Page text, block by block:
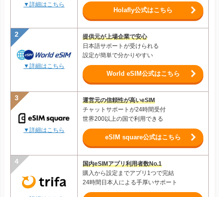
▼詳細はこちら
Holafly公式はこちら
▼詳細はこちら
提供元が上場企業で安心
日本語サポートが受けられる
設定が簡単で分かりやすい
World eSIM公式はこちら
▼詳細はこちら
運営元の信頼性が高いeSIM
チャットサポートが24時間受付
世界200以上の国で利用できる
eSIM square公式はこちら
国内eSIMアプリ利用者数No.1
購入から設定までアプリ1つで完結
24時間日本人による手厚いサポート